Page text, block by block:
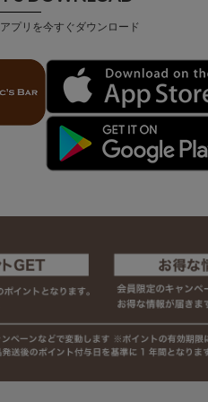
プリを今すぐダウンロード